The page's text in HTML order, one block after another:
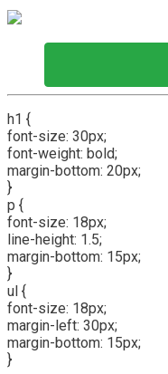
h1 {
font-size: 30px;
font-weight: bold;
margin-bottom: 20px;
}
p {
font-size: 18px;
line-height: 1.5;
margin-bottom: 15px;
}
ul {
font-size: 18px;
margin-left: 30px;
margin-bottom: 15px;
}